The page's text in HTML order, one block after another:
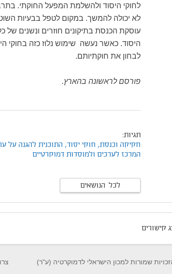
לחוקי היסוד ולהשלמת המפעל החוקתי.
לא יכולה להמשך. במקום לטפל בבעיות
עוסקת הכנסת בתיקונים חוזרים ונשנים של
היסוד. כאשר נעשה שימוש נלוז כזה בחוקי
לבחון את חוקתיותם.
פורסם לראשונה בהארץ.
תגיות:
חקיקה וכנסת, חוקי יסוד, התוכנית להגנה על
המרכז לערכים ולמוסדות דמוקרטיים
לכל הנושאים
קישורים
שמורות למכון הישראלי לדמוקרטיה (ע"ר)